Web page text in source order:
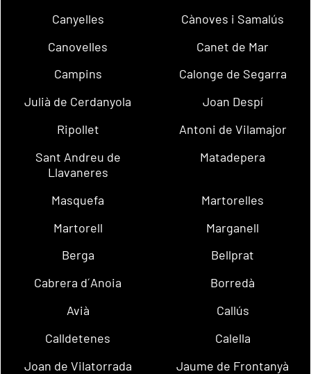
Canyelles
Cànoves i Samalús
Canovelles
Canet de Mar
Campins
Calonge de Segarra
Julià de Cerdanyola
Joan Despí
Ripollet
Antoni de Vilamajor
Sant Andreu de
Llavaneres
Matadepera
Masquefa
Martorelles
Martorell
Marganell
Berga
Bellprat
Cabrera d´Anoia
Borredà
Avià
Callús
Calldetenes
Calella
Joan de Vilatorrada
Jaume de Frontanyà